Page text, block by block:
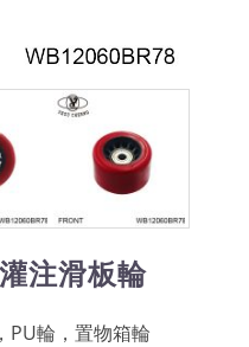
注滑板輪
PU輪，置物箱輪